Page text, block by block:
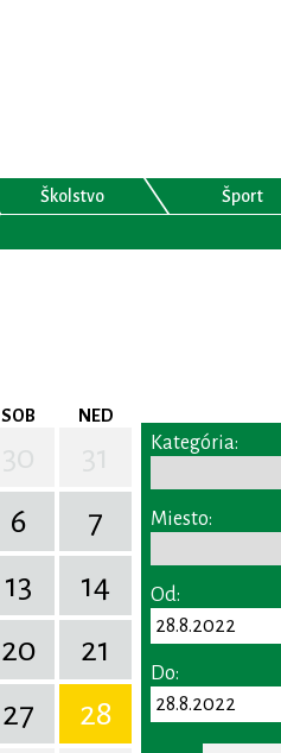
Školstvo Šport
SOB NED
6
7
13
14
20
21
27
28
Kategória:
Miesto:
Od:
Do: